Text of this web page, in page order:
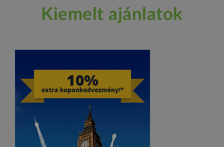
Kiemelt ajánlatok